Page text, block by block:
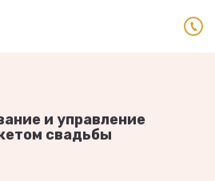
и управление
свадьбы